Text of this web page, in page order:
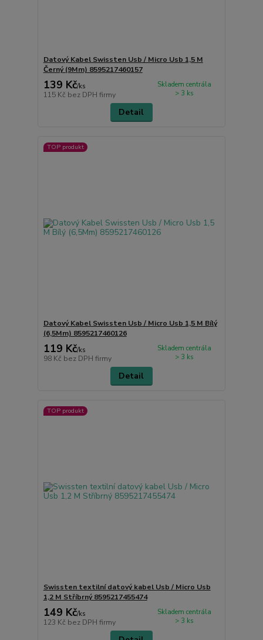
Datový Kabel Swissten Usb / Micro Usb 1,5 M
Černý (9Mm) 8595217460157
139 Kč/ks
115 Kč bez DPH firmy
Skladem centrála
> 3 ks
Detail
TOP produkt
Datový Kabel Swissten Usb / Micro Usb 1,5 M Bílý
(6,5Mm) 8595217460126
119 Kč/ks
98 Kč bez DPH firmy
Skladem centrála
> 3 ks
Detail
TOP produkt
Swissten textilní datový kabel Usb / Micro Usb
1,2 M Stříbrný 8595217455474
149 Kč/ks
123 Kč bez DPH firmy
Skladem centrála
> 3 ks